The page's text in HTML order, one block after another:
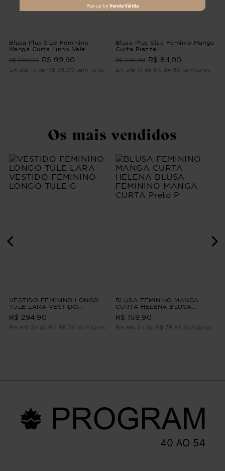
Blusa Plus Size Feminino
Manga Curta Linho Vale
R$ 159,90 R$ 99,90
Em até 1x de R$ 99,90 sem juros
Blusa Plus Size Feminio Manga
Curta Piazza
R$ 139,90 R$ 84,90
Em até 1x de R$ 84,90 sem juros
Os mais vendidos
VESTIDO FEMININO LONGO
TULE LARA VESTIDO
R$ 294,90
Em até 3x de R$ 98,30 sem juros
BLUSA FEMININO MANGA
CURTA HELENA BLUSA
Preto P
R$ 159,90
Em até 2x de R$ 79,95 sem juros